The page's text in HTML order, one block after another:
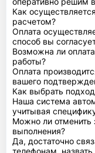
Как
расчетом?
Оплата
способ вы
Возможна ли
работы?
Оплата
вашего
Как выбрать
Наша система
учитывая
Можно ли отменить
выполнения?
Да, достаточно
телефонам,